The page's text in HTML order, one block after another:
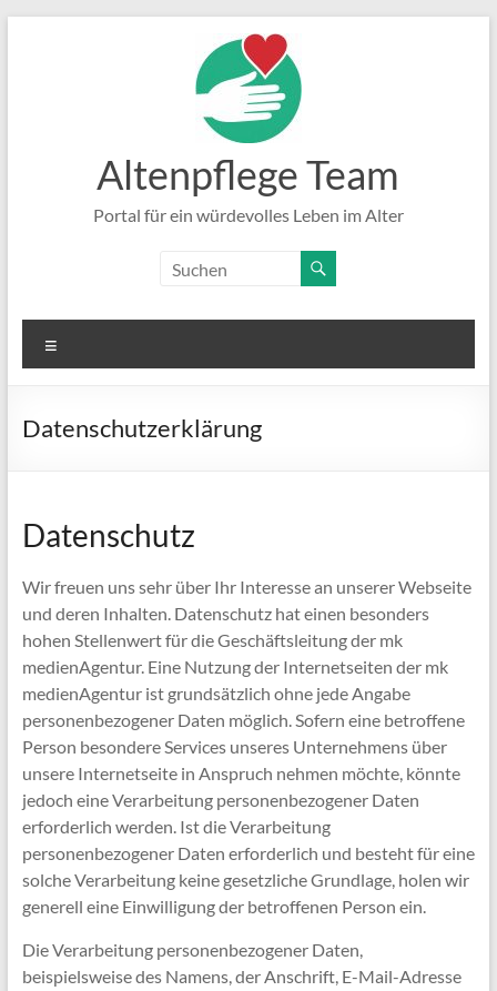
Altenpflege Team
Portal für ein würdevolles Leben im Alter
Datenschutzerklärung
Datenschutz
Wir freuen uns sehr über Ihr Interesse an unserer Webseite
und deren Inhalten. Datenschutz hat einen besonders
hohen Stellenwert für die Geschäftsleitung der mk
medienAgentur. Eine Nutzung der Internetseiten der mk
medienAgentur ist grundsätzlich ohne jede Angabe
personenbezogener Daten möglich. Sofern eine betroffene
Person besondere Services unseres Unternehmens über
unsere Internetseite in Anspruch nehmen möchte, könnte
jedoch eine Verarbeitung personenbezogener Daten
erforderlich werden. Ist die Verarbeitung
personenbezogener Daten erforderlich und besteht für eine
solche Verarbeitung keine gesetzliche Grundlage, holen wir
generell eine Einwilligung der betroffenen Person ein.
Die Verarbeitung personenbezogener Daten,
beispielsweise des Namens, der Anschrift, E-Mail-Adresse